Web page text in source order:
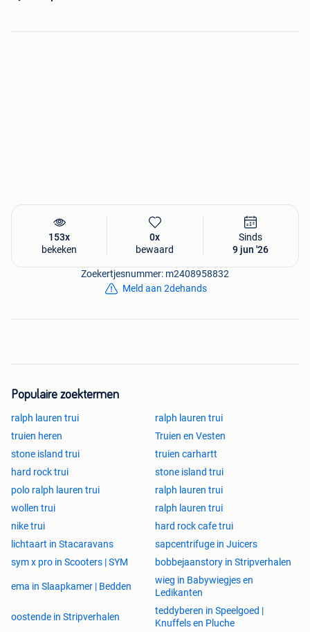
153x
bekeken
0x
bewaard
Sinds
9 jun '26
Zoekertjesnummer: m2408958832
Meld aan 2dehands
Populaire zoektermen
ralph lauren trui
ralph lauren trui
truien heren
Truien en Vesten
stone island trui
truien carhartt
hard rock trui
stone island trui
polo ralph lauren trui
ralph lauren trui
wollen trui
ralph lauren trui
nike trui
hard rock cafe trui
lichtaart in Stacaravans
sapcentrifuge in Juicers
sym x pro in Scooters | SYM
bobbejaanstory in Stripverhalen
ema in Slaapkamer | Bedden
wieg in Babywiegjes en
Ledikanten
oostende in Stripverhalen
teddyberen in Speelgoed |
Knuffels en Pluche